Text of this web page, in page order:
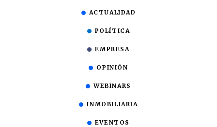
ACTUALIDAD
POLÍTICA
EMPRESA
OPINIÓN
WEBINARS
INMOBILIARIA
EVENTOS